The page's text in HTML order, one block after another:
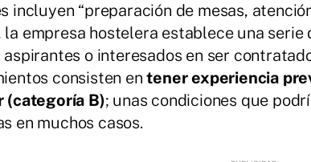
incluyen “preparación de mesas,
la empresa hostelera establece una
o interesados en ser
consisten entener experiencia
(categoría B); unas condiciones que
en muchos casos.